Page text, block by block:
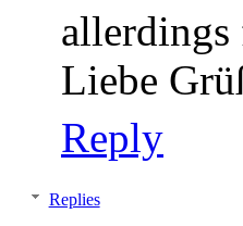
allerdings
Liebe
Reply
Replies